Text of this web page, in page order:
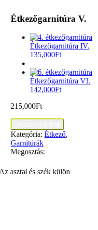
Étkezőgarnitúra V.
Étkezőgarnitúra IV.
135,000Ft
Étkezőgarnitúra VI.
142,000Ft
215,000Ft
Kategória:Étkező,
Garnitúrák
Megosztás:
asztal és szék külön